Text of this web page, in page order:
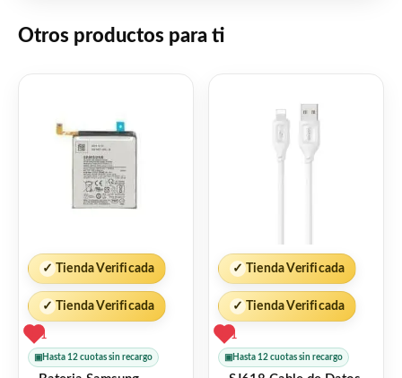
Otros productos para ti
✓ Tienda Verificada
✓ Tienda Verificada
1
▣ Hasta 12 cuotas sin recargo
✓ Tienda Verificada
✓ Tienda Verificada
1
▣ Hasta 12 cuotas sin recargo